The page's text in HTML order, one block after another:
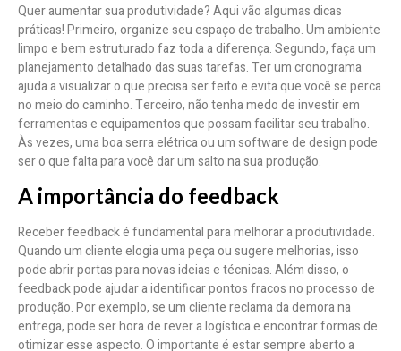
Quer aumentar sua produtividade? Aqui vão algumas dicas
práticas! Primeiro, organize seu espaço de trabalho. Um ambiente
limpo e bem estruturado faz toda a diferença. Segundo, faça um
planejamento detalhado das suas tarefas. Ter um cronograma
ajuda a visualizar o que precisa ser feito e evita que você se perca
no meio do caminho. Terceiro, não tenha medo de investir em
ferramentas e equipamentos que possam facilitar seu trabalho.
Às vezes, uma boa serra elétrica ou um software de design pode
ser o que falta para você dar um salto na sua produção.
A importância do feedback
Receber feedback é fundamental para melhorar a produtividade.
Quando um cliente elogia uma peça ou sugere melhorias, isso
pode abrir portas para novas ideias e técnicas. Além disso, o
feedback pode ajudar a identificar pontos fracos no processo de
produção. Por exemplo, se um cliente reclama da demora na
entrega, pode ser hora de rever a logística e encontrar formas de
otimizar esse aspecto. O importante é estar sempre aberto a